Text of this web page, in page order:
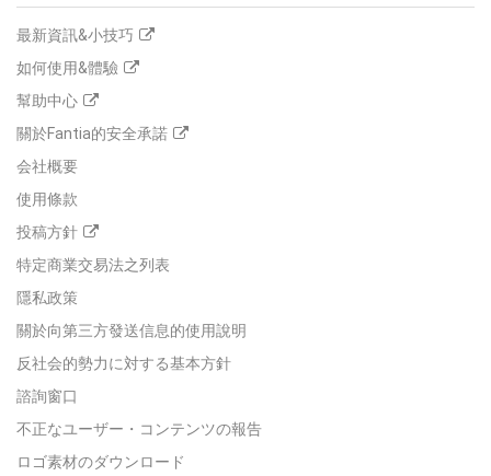
最新資訊&小技巧
如何使用&體驗
幫助中心
關於Fantia的安全承諾
会社概要
使用條款
投稿方針
特定商業交易法之列表
隱私政策
關於向第三方發送信息的使用說明
反社会的勢力に対する基本方針
諮詢窗口
不正なユーザー・コンテンツの報告
ロゴ素材のダウンロード